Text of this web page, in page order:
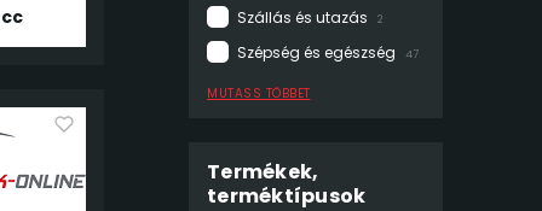
Szállás és utazás 2
Szépség és egészség 47
MUTASS TÖBBET
Termékek,
terméktípusok